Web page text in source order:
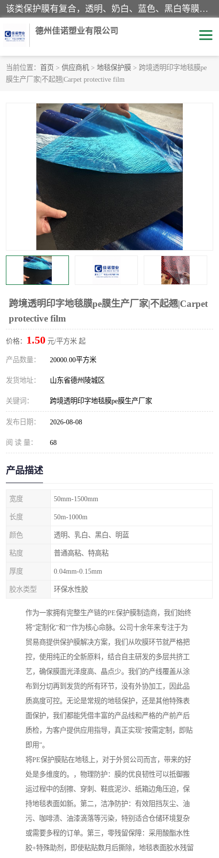
该类保护膜有复合，透明、奶白、蓝色、黑白等膜型。特高粘，高粘，中高粘，中粘，中低粘，低粘等。对于不同的粘力要求有相应的产品相适配。无胶渍残留污染。在较宽的收卷幅度下平整无皱纹，收卷长度大，利于机械化及自动化施工粘贴。为您的产品提供的表面保护解决方案。 产品广泛适用于：铝材、不锈钢、金属、塑料、电子、家电、家具、玻璃、化工材料、装饰材料等。
德州佳诺塑业有限公司
当前位置： 首页 > 供应商机 > 地毯保护膜 > 跨境透明印字地毯膜pe
膜生产厂家|不起翘|Carpet protective film
跨境透明印字地毯膜pe膜生产厂家|不起翘|Carpet
protective film
价格： 1.50 元/平方米 起
产品数量： 20000.00平方米
发货地址： 山东省德州陵城区
关键词： 跨境透明印字地毯膜pe膜生产厂家
发布日期： 2026-08-08
阅 读 量： 68
产品描述
宽度 50mm-1500mm
长度 50m-1000m
颜色 透明、乳白、黑白、明蓝
粘度 普通高粘、特高粘
厚度 0.04mm-0.15mm
胶水类型 环保水性胶
作为一家拥有完整生产链的PE保护膜制造商，我们始终
将“定制化”和“”作为核心命脉。公司十余年来专注于为
贸易商提供保护膜解决方案，我们从吹膜环节就严格把
控，使用纯正的全新原料，结合自主研发的多层共挤工
艺，确保膜面光泽度高、晶点少。我们的产线覆盖从涂
布到分切再到发货的所有环节，没有外协加工，因此品
质高度可控。无论是常规的地毯保护，还是其他特殊表
面保护，我们都能凭借丰富的产品线和严格的产前产后
质检，为客户提供应用指导，真正实现“按需定制，即贴
即用”。
将PE保护膜贴在地毯上，对于外贸公司而言，带来的好
处是多维度的。，物理防护：膜的优良韧性可以抵御搬
运过程中的刮擦、穿刺、鞋底泥沙、纸箱边角压迫，保
持地毯表面如新。第二，洁净防护：有效阻挡灰尘、油
污、咖啡渍、油漆滴落等污染，特别适合仓储环境复杂
或需要多程的订单。第三，零残留保障：采用酸酯水性
胶+特殊助剂，即使粘贴数月后撕除，地毯表面胶水残留
pe保护膜 包装膜
地毯保护膜 家具保护膜
拉伸缠绕膜 透明保护膜
黑白保护膜 乳白保护膜
明蓝保护膜
印字保护膜 彩钢板保护膜
不绣钢板保护膜 两边上胶保护膜
窗缝阻风胶带 铝板保护膜
不锈钢板保护膜 一次性隔离膜